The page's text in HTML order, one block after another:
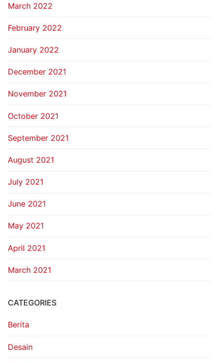
March 2022
February 2022
January 2022
December 2021
November 2021
October 2021
September 2021
August 2021
July 2021
June 2021
May 2021
April 2021
March 2021
CATEGORIES
Berita
Desain